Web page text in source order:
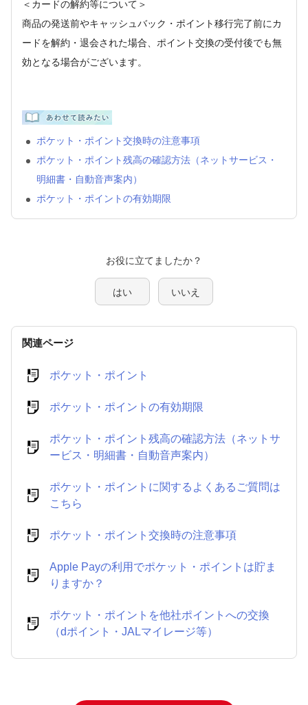
＜カードの解約等について＞
商品の発送前やキャッシュバック・ポイント移行完了前にカ
ードを解約・退会された場合、ポイント交換の受付後でも無
効となる場合がございます。
ポケット・ポイント交換時の注意事項
ポケット・ポイント残高の確認方法（ネットサービス・
明細書・自動音声案内）
ポケット・ポイントの有効期限
はい いいえ
関連ページ
ポケット・ポイント
ポケット・ポイントの有効期限
ポケット・ポイント残高の確認方法（ネットサ
ービス・明細書・自動音声案内）
ポケット・ポイントに関するよくあるご質問は
こちら
ポケット・ポイント交換時の注意事項
Apple Payの利用でポケット・ポイントは貯ま
りますか？
ポケット・ポイントを他社ポイントへの交換
（dポイント・JALマイレージ等）